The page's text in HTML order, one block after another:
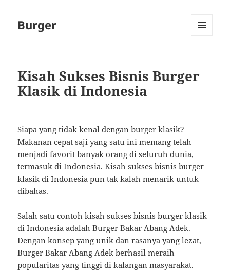
Burger
Kisah Sukses Bisnis Burger
Klasik di Indonesia
Siapa yang tidak kenal dengan burger klasik?
Makanan cepat saji yang satu ini memang telah
menjadi favorit banyak orang di seluruh dunia,
termasuk di Indonesia. Kisah sukses bisnis burger
klasik di Indonesia pun tak kalah menarik untuk
dibahas.
Salah satu contoh kisah sukses bisnis burger klasik
di Indonesia adalah Burger Bakar Abang Adek.
Dengan konsep yang unik dan rasanya yang lezat,
Burger Bakar Abang Adek berhasil meraih
popularitas yang tinggi di kalangan masyarakat.